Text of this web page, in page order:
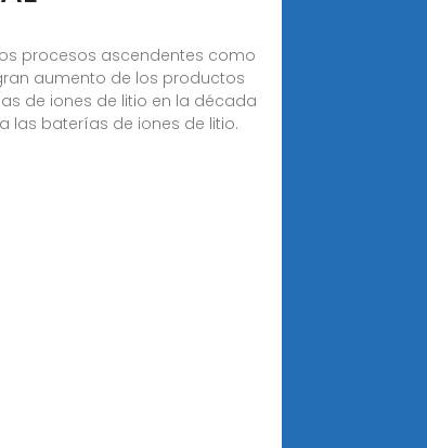
procesos ascendentes como
aumento de los productos
de iones de litio en la década
las baterías de iones de litio.